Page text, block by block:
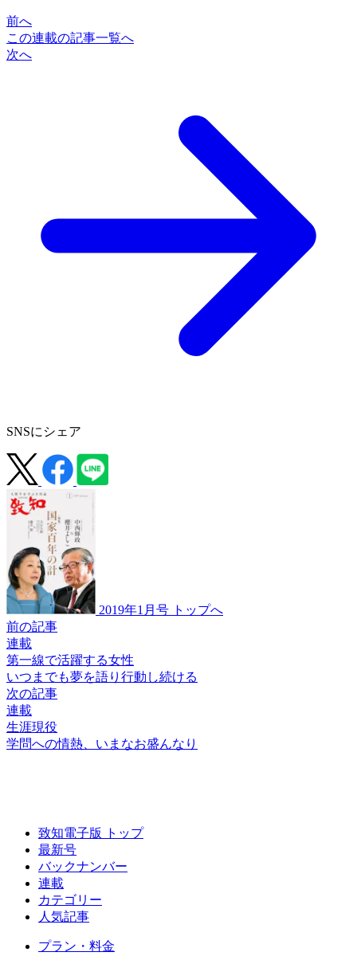
前へ
この連載の記事一覧へ
次へ
SNSにシェア
2019年1月号 トップへ
前の記事
連載
第一線で活躍する女性
いつまでも夢を語り 行動し続ける
次の記事
連載
生涯現役
学問への情熱、 いまなお盛んなり
致知電子版 トップ
最新号
バックナンバー
連載
カテゴリー
人気記事
プラン・料金